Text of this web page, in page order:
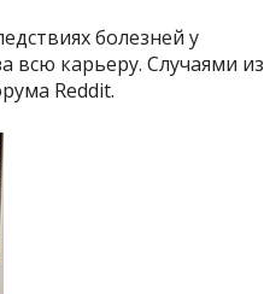
болезней у
карьеру. Случаями из
Reddit.